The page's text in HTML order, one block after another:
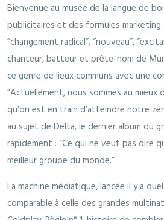
Bienvenue au musée de la langue de
publicitaires et des formules marketing
“changement radical”, “nouveau”,
chanteur, batteur et prête-nom de
ce genre de lieux communs avec une
“Actuellement, nous sommes au
qu’on est en train d’atteindre notre
au sujet de Delta, le dernier album du
rapidement : “Ce qui ne veut pas dire
meilleur groupe du monde.”
La machine médiatique, lancée il y a
comparable à celle des grandes